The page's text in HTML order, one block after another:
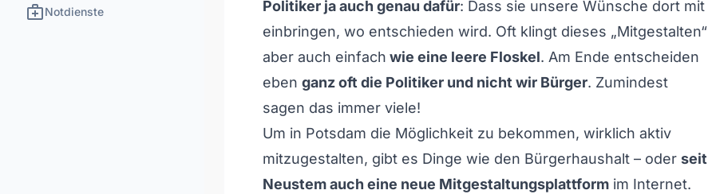
medical_servicesNotdienste
Politiker ja auch genau dafür: Dass sie unsere Wünsche dort mit
einbringen, wo entschieden wird. Oft klingt dieses „Mitgestalten“
aber auch einfach wie eine leere Floskel. Am Ende entscheiden
eben ganz oft die Politiker und nicht wir Bürger. Zumindest
sagen das immer viele!
Um in Potsdam die Möglichkeit zu bekommen, wirklich aktiv
mitzugestalten, gibt es Dinge wie den Bürgerhaushalt – oder seit
Neustem auch eine neue Mitgestaltungsplattform im Internet.